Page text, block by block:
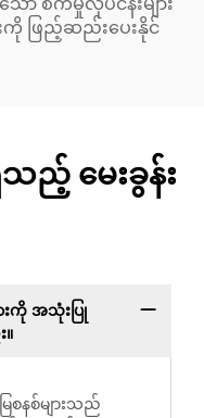
ဖြည့်ဆည်းပေးနိုင်
ည့် မေးခွန်း
းကို အသုံးပြု
။
စနစ်များသည်